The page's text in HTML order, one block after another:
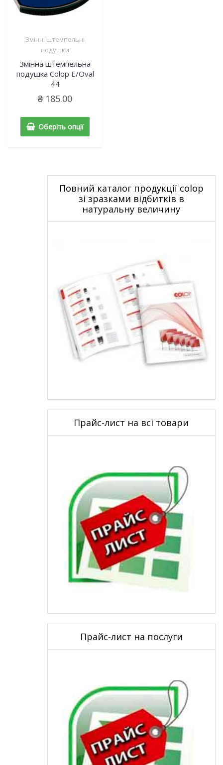
Змінні штемпельні
подушки
Змінна штемпельна
подушка Colop Е/Oval
44
₴ 185.00
Оберіть опції
Повний каталог продукції colop
зі зразками відбитків в
натуральну величину
Прайс-лист на всі товари
Прайс-лист на послуги